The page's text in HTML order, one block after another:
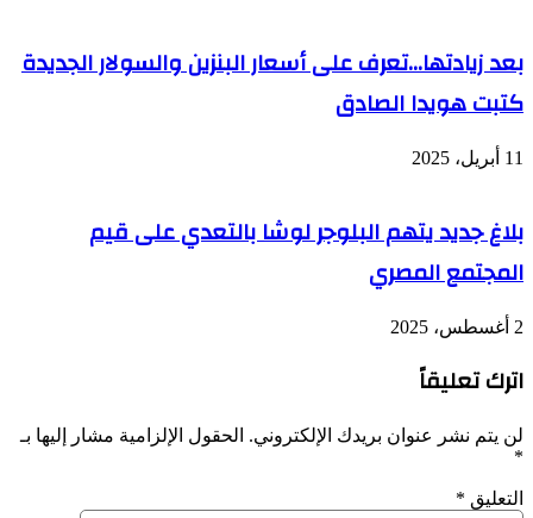
بعد زيادتها…تعرف على أسعار البنزين والسولار الجديدة
كتبت هويدا الصادق
11 أبريل، 2025
بلاغ جديد يتهم البلوجر لوشا بالتعدي على قيم
المجتمع المصري
2 أغسطس، 2025
اترك تعليقاً
لن يتم نشر عنوان بريدك الإلكتروني. الحقول الإلزامية مشار إليها بـ
*
التعليق *